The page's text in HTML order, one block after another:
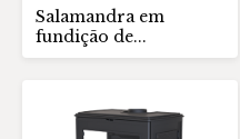
Salamandra em
fundição de...